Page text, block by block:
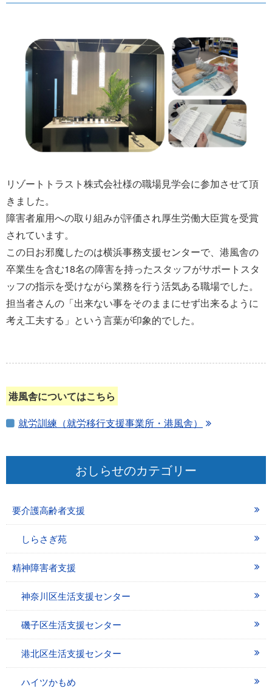
リゾートトラスト株式会社様の職場見学会に参加させて頂
きました。
障害者雇用への取り組みが評価され厚生労働大臣賞を受賞
されています。
この日お邪魔したのは横浜事務支援センターで、港風舎の
卒業生を含む18名の障害を持ったスタッフがサポートスタ
ッフの指示を受けながら業務を行う活気ある職場でした。
担当者さんの「出来ない事をそのままにせず出来るように
考え工夫する」という言葉が印象的でした。
港風舎についてはこちら
就労訓練（就労移行支援事業所・港風舎）
おしらせのカテゴリー
要介護高齢者支援
しらさぎ苑
精神障害者支援
神奈川区生活支援センター
磯子区生活支援センター
港北区生活支援センター
ハイツかもめ